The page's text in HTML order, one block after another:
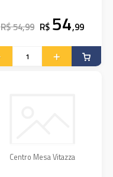
R$ 54,99 R$ 54,99
Centro Mesa Vitazza